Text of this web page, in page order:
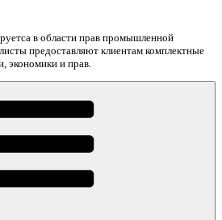
в области прав промышленной
предоставляют клиентам комплектные
экономики и прав.